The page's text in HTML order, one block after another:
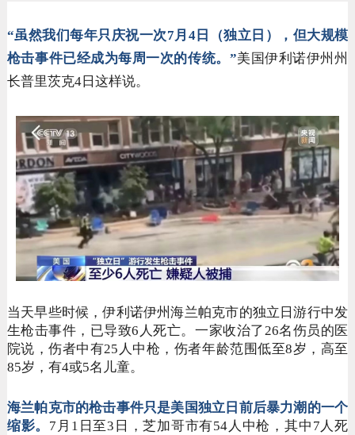
“虽然我们每年只庆祝一次7月4日（独立日），但大规模
枪击事件已经成为每周一次的传统。”美国伊利诺伊州州
长普里茨克4日这样说。
当天早些时候，伊利诺伊州海兰帕克市的独立日游行中发
生枪击事件，已导致6人死亡。一家收治了26名伤员的医
院说，伤者中有25人中枪，伤者年龄范围低至8岁，高至
85岁，有4或5名儿童。
海兰帕克市的枪击事件只是美国独立日前后暴力潮的一个
缩影。 7月1日至3日，芝加哥市有54人中枪，其中7人死